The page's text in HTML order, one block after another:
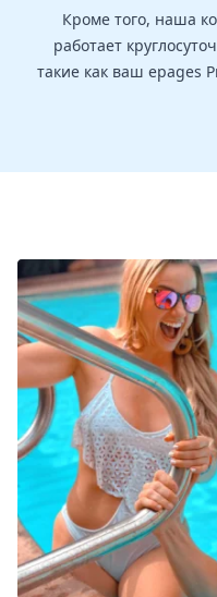
Кроме того, наша
работает
такие как ваш epages